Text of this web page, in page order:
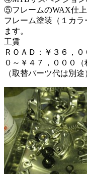
⑤フレームのWAX仕
フレーム塗装（１カ
ます。
工賃
ＲＯＡＤ：￥３６，
０～￥４７，０００（
（取替パーツ代は別途